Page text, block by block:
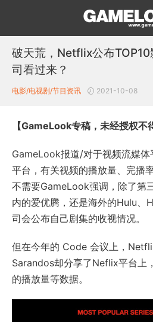
破天荒，Netflix公布
司看过来？
电影/电视剧/节目 资讯 2021-10-08
【GameLook专稿，未经授权不
GameLook报道/对于视频流媒体
平台，有关视频的播放量、完播
不需要GameLook强调，除了第
内的爱优腾，还是海外的Hulu、
司会公布自己剧集的收视情况。
但在今年的 Code 会议上，
Sarandos却分享了Neflix平台上
的播放量等数据。